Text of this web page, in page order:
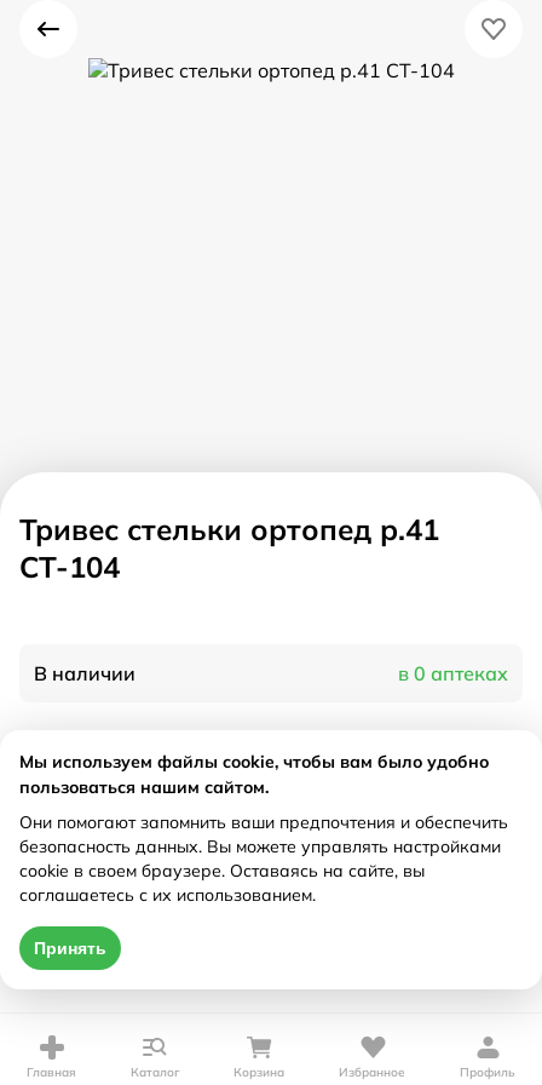
Тривес стельки ортопед р.41
СТ-104
В наличии в 0 аптеках
Характеристики
Рецепт
Не требуется
Главная Каталог Корзина Избранное Профиль
Мы используем файлы cookie, чтобы вам было удобно
пользоваться нашим сайтом.
Они помогают запомнить ваши предпочтения и обеспечить
безопасность данных. Вы можете управлять настройками
cookie в своем браузере. Оставаясь на сайте, вы
соглашаетесь с их использованием.
Принять